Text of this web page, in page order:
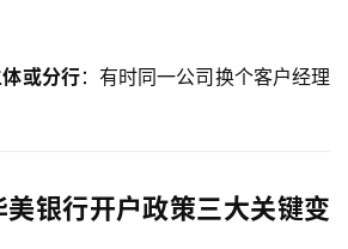
或分行：有时同一公司换个客户经理
银行开户政策三大关键变